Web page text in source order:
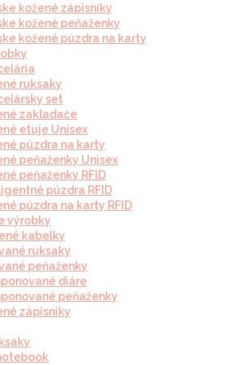
kožené zápisníky
kožené peňaženky
kožené púzdra na karty
ruksaky
set
zakladače
etuje Unisex
púzdra na karty
peňaženky Unisex
peňaženky RFID
púzdra RFID
púzdra na karty RFID
výrobky
kabelky
ruksaky
peňaženky
diáre
peňaženky
zápisníky